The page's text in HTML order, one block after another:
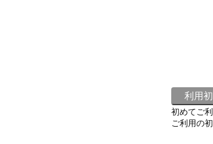
初めてご
ご利用の